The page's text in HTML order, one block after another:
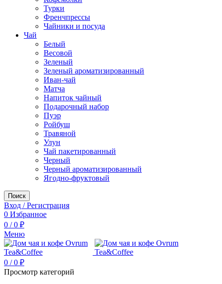
Турки
Френчпрессы
Чайники и посуда
Чай
Белый
Весовой
Зеленый
Зеленый ароматизированный
Иван-чай
Матча
Напиток чайный
Подарочный набор
Пуэр
Ройбуш
Травяной
Улун
Чай пакетированный
Черный
Черный ароматизированный
Ягодно-фруктовый
Поиск
Вход / Регистрация
0 Избранное
0 / 0 ₽
Меню
0 / 0 ₽
Просмотр категорий